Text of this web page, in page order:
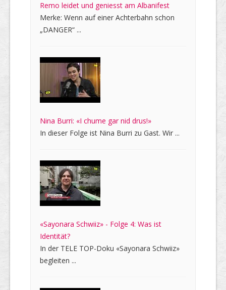
Remo leidet und geniesst am Albanifest
Merke: Wenn auf einer Achterbahn schon
„DANGER“ ...
Nina Burri: «I chume gar nid drus!»
In dieser Folge ist Nina Burri zu Gast. Wir ...
«Sayonara Schwiiz» - Folge 4: Was ist
Identität?
In der TELE TOP-Doku «Sayonara Schwiiz»
begleiten ...